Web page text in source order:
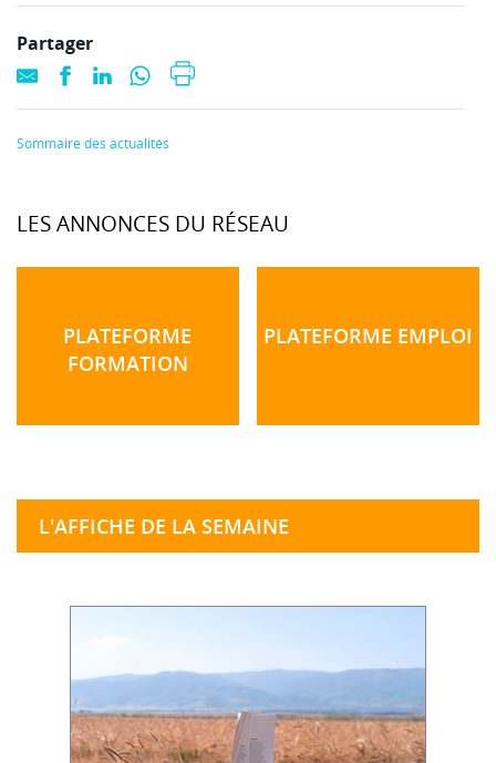
Partager
Sommaire des actualités
LES ANNONCES DU RÉSEAU
PLATEFORME
FORMATION
PLATEFORME EMPLOI
L'AFFICHE DE LA SEMAINE